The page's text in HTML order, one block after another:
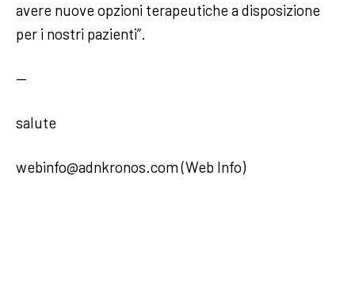
avere nuove opzioni terapeutiche a disposizione
per i nostri pazienti”.
—
salute
webinfo@adnkronos.com (Web Info)